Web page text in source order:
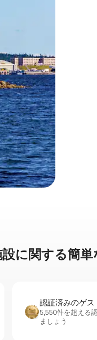
ことができます。
に関⁠す⁠る簡⁠単⁠
認証済みのゲ⁠ス⁠
5,550件を超える
ましょう